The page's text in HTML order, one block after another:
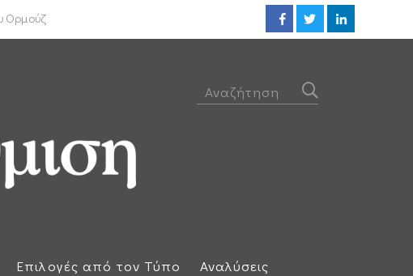
Ορμούζ
ΕΕ: Αλληλεγγύη στην
Επιλογές από τον Τύπο
Αναλύσεις